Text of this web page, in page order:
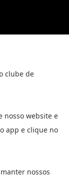
clube de
nosso website e
app e clique no
nossos